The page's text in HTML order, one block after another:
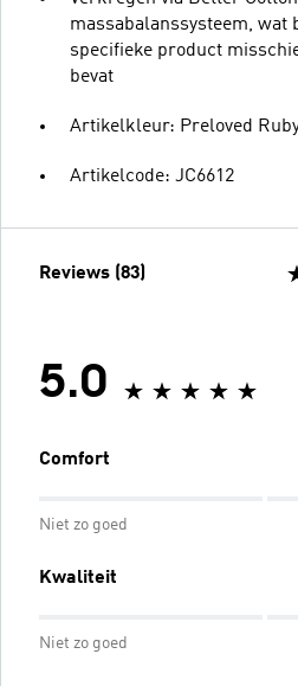
massabalanssysteem, wat
specifieke product
bevat
Artikelkleur: Preloved
Artikelcode: JC6612
Reviews (83)
5.0
Comfort
Niet zo goed
Kwaliteit
Niet zo goed